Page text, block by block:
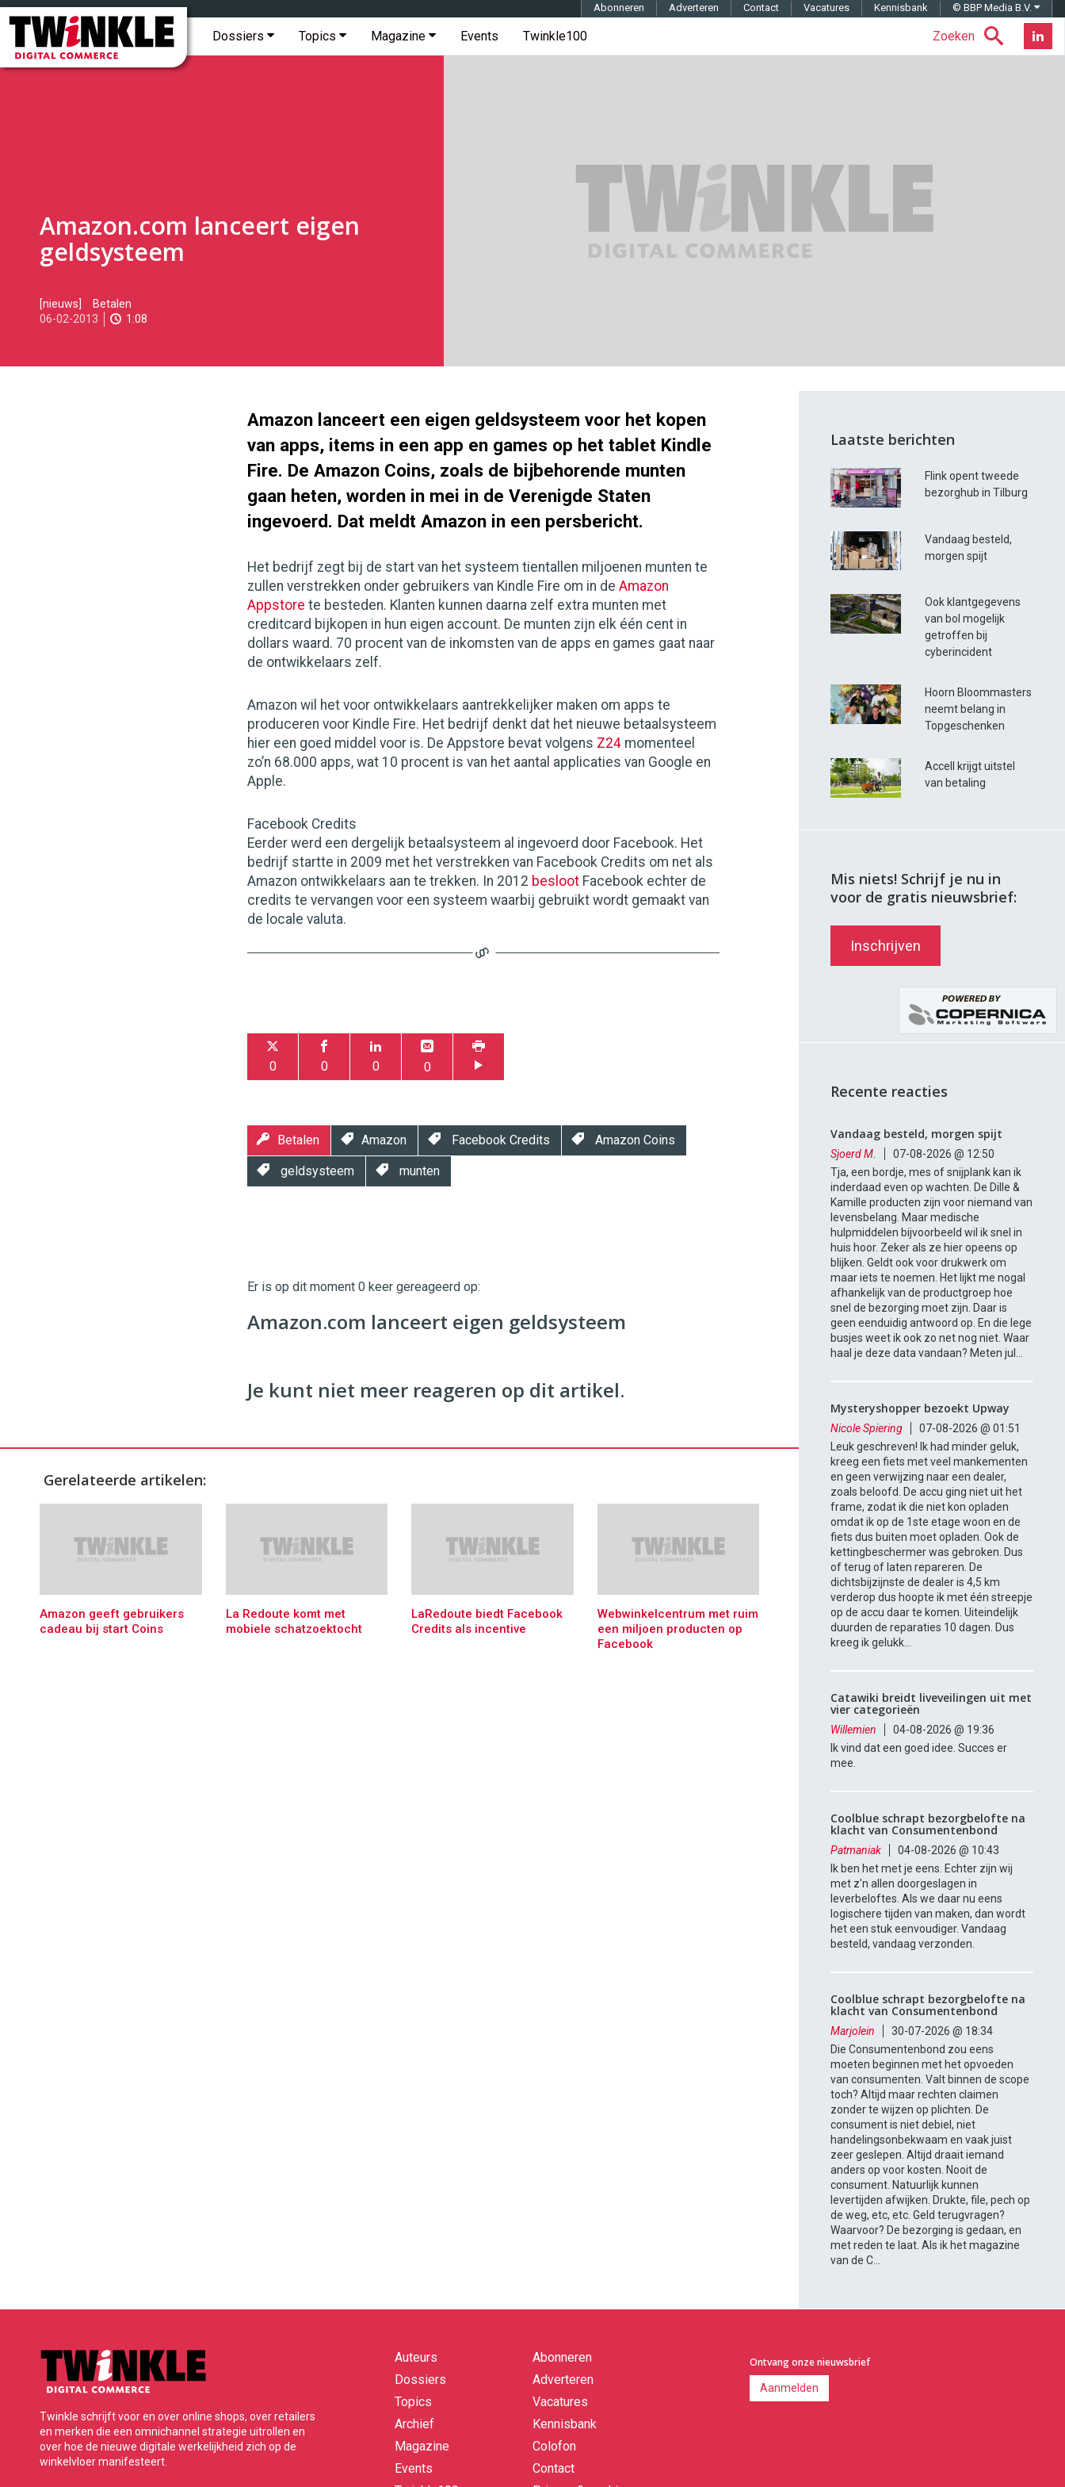
Twinkle
Digital
Commerce
Hoofdmenu Zoeken
Dossiers Topics Magazine Events Twinkle100
Topmenu Abonneren Adverteren Contact Vacatures Kennisbank © BBP Media B.V.
Amazon.com lanceert eigen
geldsysteem
2013-
02-
05-
[nieuws]
Betalen
06-02-2013
1:08
Amazon lanceert een eigen geldsysteem voor het kopen
van apps, items in een app en games op het tablet Kindle
Fire. De Amazon Coins, zoals de bijbehorende munten
gaan heten, worden in mei in de Verenigde Staten
ingevoerd. Dat meldt Amazon in een persbericht.
Het bedrijf zegt bij de start van het systeem tientallen miljoenen munten te
zullen verstrekken onder gebruikers van Kindle Fire om in de Amazon
Appstore te besteden. Klanten kunnen daarna zelf extra munten met
creditcard bijkopen in hun eigen account. De munten zijn elk één cent in
dollars waard. 70 procent van de inkomsten van de apps en games gaat naar
de ontwikkelaars zelf.
Amazon wil het voor ontwikkelaars aantrekkelijker maken om apps te
produceren voor Kindle Fire. Het bedrijf denkt dat het nieuwe betaalsysteem
hier een goed middel voor is. De Appstore bevat volgens Z24 momenteel
zo’n 68.000 apps, wat 10 procent is van het aantal applicaties van Google en
Apple.
Facebook Credits
Eerder werd een dergelijk betaalsysteem al ingevoerd door Facebook. Het
bedrijf startte in 2009 met het verstrekken van Facebook Credits om net als
Amazon ontwikkelaars aan te trekken. In 2012 besloot Facebook echter de
credits te vervangen voor een systeem waarbij gebruikt wordt gemaakt van
de locale valuta.
0 0 0 0
Betalen Amazon Facebook Credits Amazon Coins
geldsysteem munten
Digital
9654
Er is op dit moment 0 keer gereageerd op:
Amazon.com lanceert eigen geldsysteem
Je kunt niet meer reageren op dit artikel.
Gerelateerde artikelen:
Amazon geeft gebruikers
cadeau bij start Coins
La Redoute komt met
mobiele schatzoektocht
LaRedoute biedt Facebook
Credits als incentive
Webwinkelcentrum met ruim
een miljoen producten op
Facebook
Laatste berichten
Flink opent tweede
bezorghub in Tilburg
Vandaag besteld,
morgen spijt
Ook klantgegevens
van bol mogelijk
getroffen bij
cyberincident
Hoorn Bloommasters
neemt belang in
Topgeschenken
Accell krijgt uitstel
van betaling
Mis niets! Schrijf je nu in
voor de gratis nieuwsbrief:
Inschrijven
Recente reacties
Vandaag besteld, morgen spijt
Sjoerd M.
07-08-2026 @ 12:50
Tja, een bordje, mes of snijplank kan ik
inderdaad even op wachten. De Dille &
Kamille producten zijn voor niemand van
levensbelang. Maar medische
hulpmiddelen bijvoorbeeld wil ik snel in
huis hoor. Zeker als ze hier opeens op
blijken. Geldt ook voor drukwerk om
maar iets te noemen. Het lijkt me nogal
afhankelijk van de productgroep hoe
snel de bezorging moet zijn. Daar is
geen eenduidig antwoord op. En die lege
busjes weet ik ook zo net nog niet. Waar
haal je deze data vandaan? Meten jul...
Mysteryshopper bezoekt Upway
Nicole Spiering
07-08-2026 @ 01:51
Leuk geschreven! Ik had minder geluk,
kreeg een fiets met veel mankementen
en geen verwijzing naar een dealer,
zoals beloofd. De accu ging niet uit het
frame, zodat ik die niet kon opladen
omdat ik op de 1ste etage woon en de
fiets dus buiten moet opladen. Ook de
kettingbeschermer was gebroken. Dus
of terug of laten repareren. De
dichtsbijzijnste de dealer is 4,5 km
verderop dus hoopte ik met één streepje
op de accu daar te komen. Uiteindelijk
duurden de reparaties 10 dagen. Dus
kreeg ik gelukk...
Catawiki breidt liveveilingen uit met
vier categorieën
Willemien
04-08-2026 @ 19:36
Ik vind dat een goed idee. Succes er
mee.
Coolblue schrapt bezorgbelofte na
klacht van Consumentenbond
Patmaniak
04-08-2026 @ 10:43
Ik ben het met je eens. Echter zijn wij
met z'n allen doorgeslagen in
leverbeloftes. Als we daar nu eens
logischere tijden van maken, dan wordt
het een stuk eenvoudiger. Vandaag
besteld, vandaag verzonden.
Coolblue schrapt bezorgbelofte na
klacht van Consumentenbond
Marjolein
30-07-2026 @ 18:34
Die Consumentenbond zou eens
moeten beginnen met het opvoeden
van consumenten. Valt binnen de scope
toch? Altijd maar rechten claimen
zonder te wijzen op plichten. De
consument is niet debiel, niet
handelingsonbekwaam en vaak juist
zeer geslepen. Altijd draait iemand
anders op voor kosten. Nooit de
consument. Natuurlijk kunnen
levertijden afwijken. Drukte, file, pech op
de weg, etc, etc. Geld terugvragen?
Waarvoor? De bezorging is gedaan, en
met reden te laat. Als ik het magazine
van de C...
Twinkle schrijft voor en over online shops, over retailers
en merken die een omnichannel strategie uitrollen en
over hoe de nieuwe digitale werkelijkheid zich op de
winkelvloer manifesteert.
Quick
links
Auteurs
Dossiers
Topics
Archief
Magazine
Events
Abonneren
Adverteren
Vacatures
Kennisbank
Colofon
Contact
Ontvang onze nieuwsbrief
Aanmelden